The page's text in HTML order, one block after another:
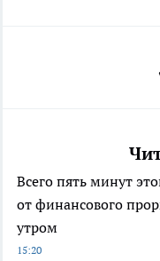
Всего пять минут
от финансового
утром
15:20